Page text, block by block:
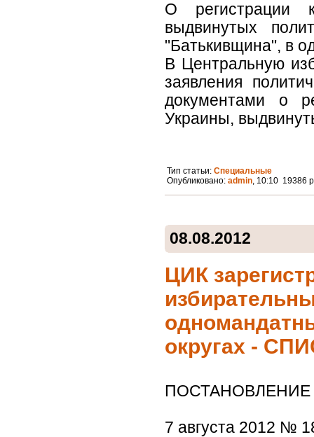
О регистрации
выдвинутых
"Батькивщина", в
В Центральную
заявления
документами о
Украины,
Тип статьи: Специальные
Опубликовано: admin, 10:10 19386
08.08.2012
ЦИК
округах -
7 августа 2012 №